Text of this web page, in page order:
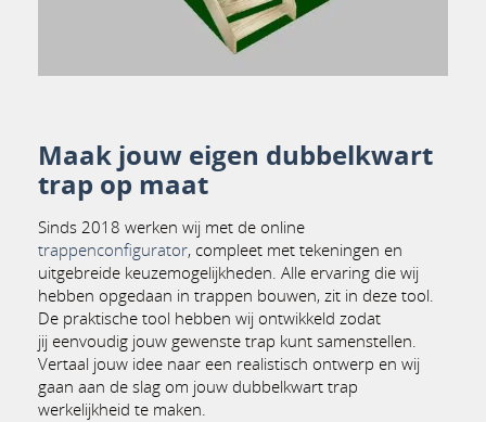
Maak jouw eigen dubbelkwart
trap op maat
Sinds 2018 werken wij met de online
trappenconfigurator, compleet met tekeningen en
uitgebreide keuzemogelijkheden. Alle ervaring die wij
hebben opgedaan in trappen bouwen, zit in deze tool.
De praktische tool hebben wij ontwikkeld zodat
jij eenvoudig jouw gewenste trap kunt samenstellen.
Vertaal jouw idee naar een realistisch ontwerp en wij
gaan aan de slag om jouw dubbelkwart trap
werkelijkheid te maken.